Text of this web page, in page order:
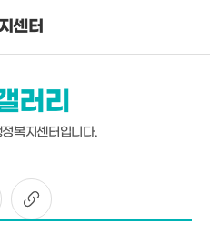
센터
러리
복지센터입니다.